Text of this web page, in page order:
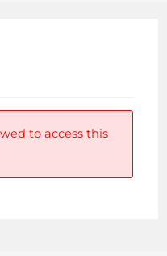
to access this